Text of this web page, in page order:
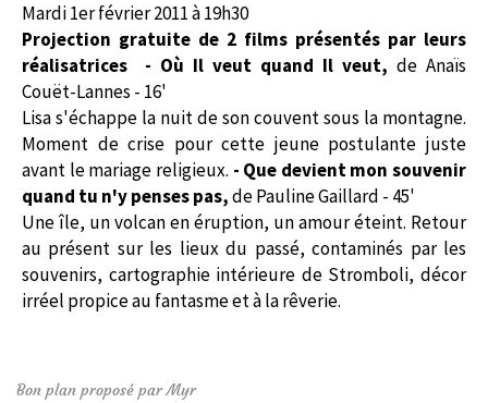
Mardi 1er février 2011 à 19h30
Projection gratuite de 2 films présentés par leurs
réalisatrices
- Où Il veut quand Il veut, de Anaïs
Couët-Lannes - 16'
Lisa s'échappe la nuit de son couvent sous la montagne.
Moment de crise pour cette jeune postulante juste
avant le mariage religieux. - Que devient mon souvenir
quand tu n'y penses pas,de Pauline Gaillard - 45'
Une île, un volcan en éruption, un amour éteint. Retour
au présent sur les lieux du passé, contaminés par les
souvenirs, cartographie intérieure de Stromboli, décor
irréel propice au fantasme et à la rêverie.
Bon plan proposé par Myr